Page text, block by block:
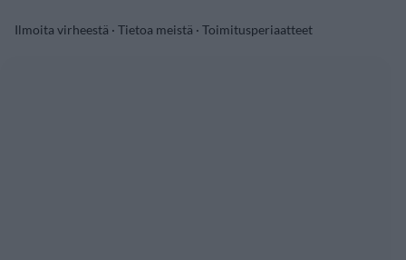
Ilmoita virheestä · Tietoa meistä · Toimitusperiaatteet